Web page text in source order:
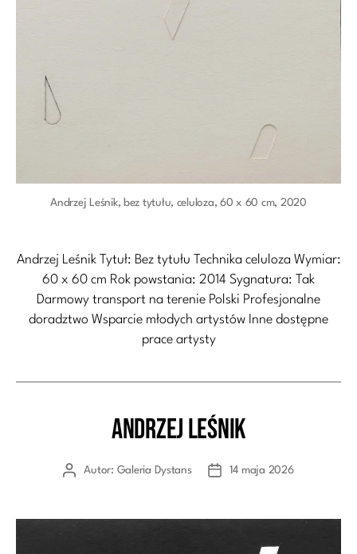
Andrzej Leśnik, bez tytułu, celuloza, 60 x 60 cm, 2020
Andrzej Leśnik Tytuł: Bez tytułu Technika celuloza Wymiar:
60 x 60 cm Rok powstania: 2014 Sygnatura: Tak
Darmowy transport na terenie Polski Profesjonalne
doradztwo Wsparcie młodych artystów Inne dostępne
prace artysty
Kategorie
Andrzej Leśnik
AutorAutor: Galeria Dystans
Data14 maja 2026